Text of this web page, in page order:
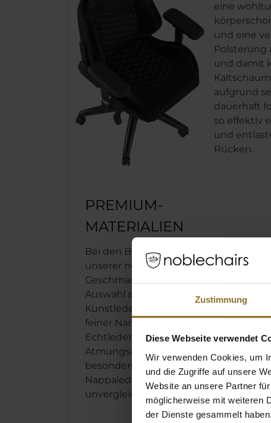
Zustimmung
Diese Webseite verwendet
Wir verwenden Cookies, um
und die Zugriffe auf unsere
Website an unsere Partner
möglicherweise mit weiteren
der Dienste gesammelt haben.
eine
und eine
Polsterung
und damit
aufgrund
dauerhaft
so effektiv
und
Rücken.
PREMIUM-
MATERIALIEN
Bei den Bezugsmaterialien
unserer noblechairs ist für jeden
Geschmack etwas dabei: Zur
Auswahl stehen veganes PU-
Kunstleder mit gleichmäßig
feiner Narbung, genuines
Echtleder mit hoher
Atmungsaktivität oder
besonders geschmeidiges
Nappaleder mit einem
unvergleichlich edlen Look.